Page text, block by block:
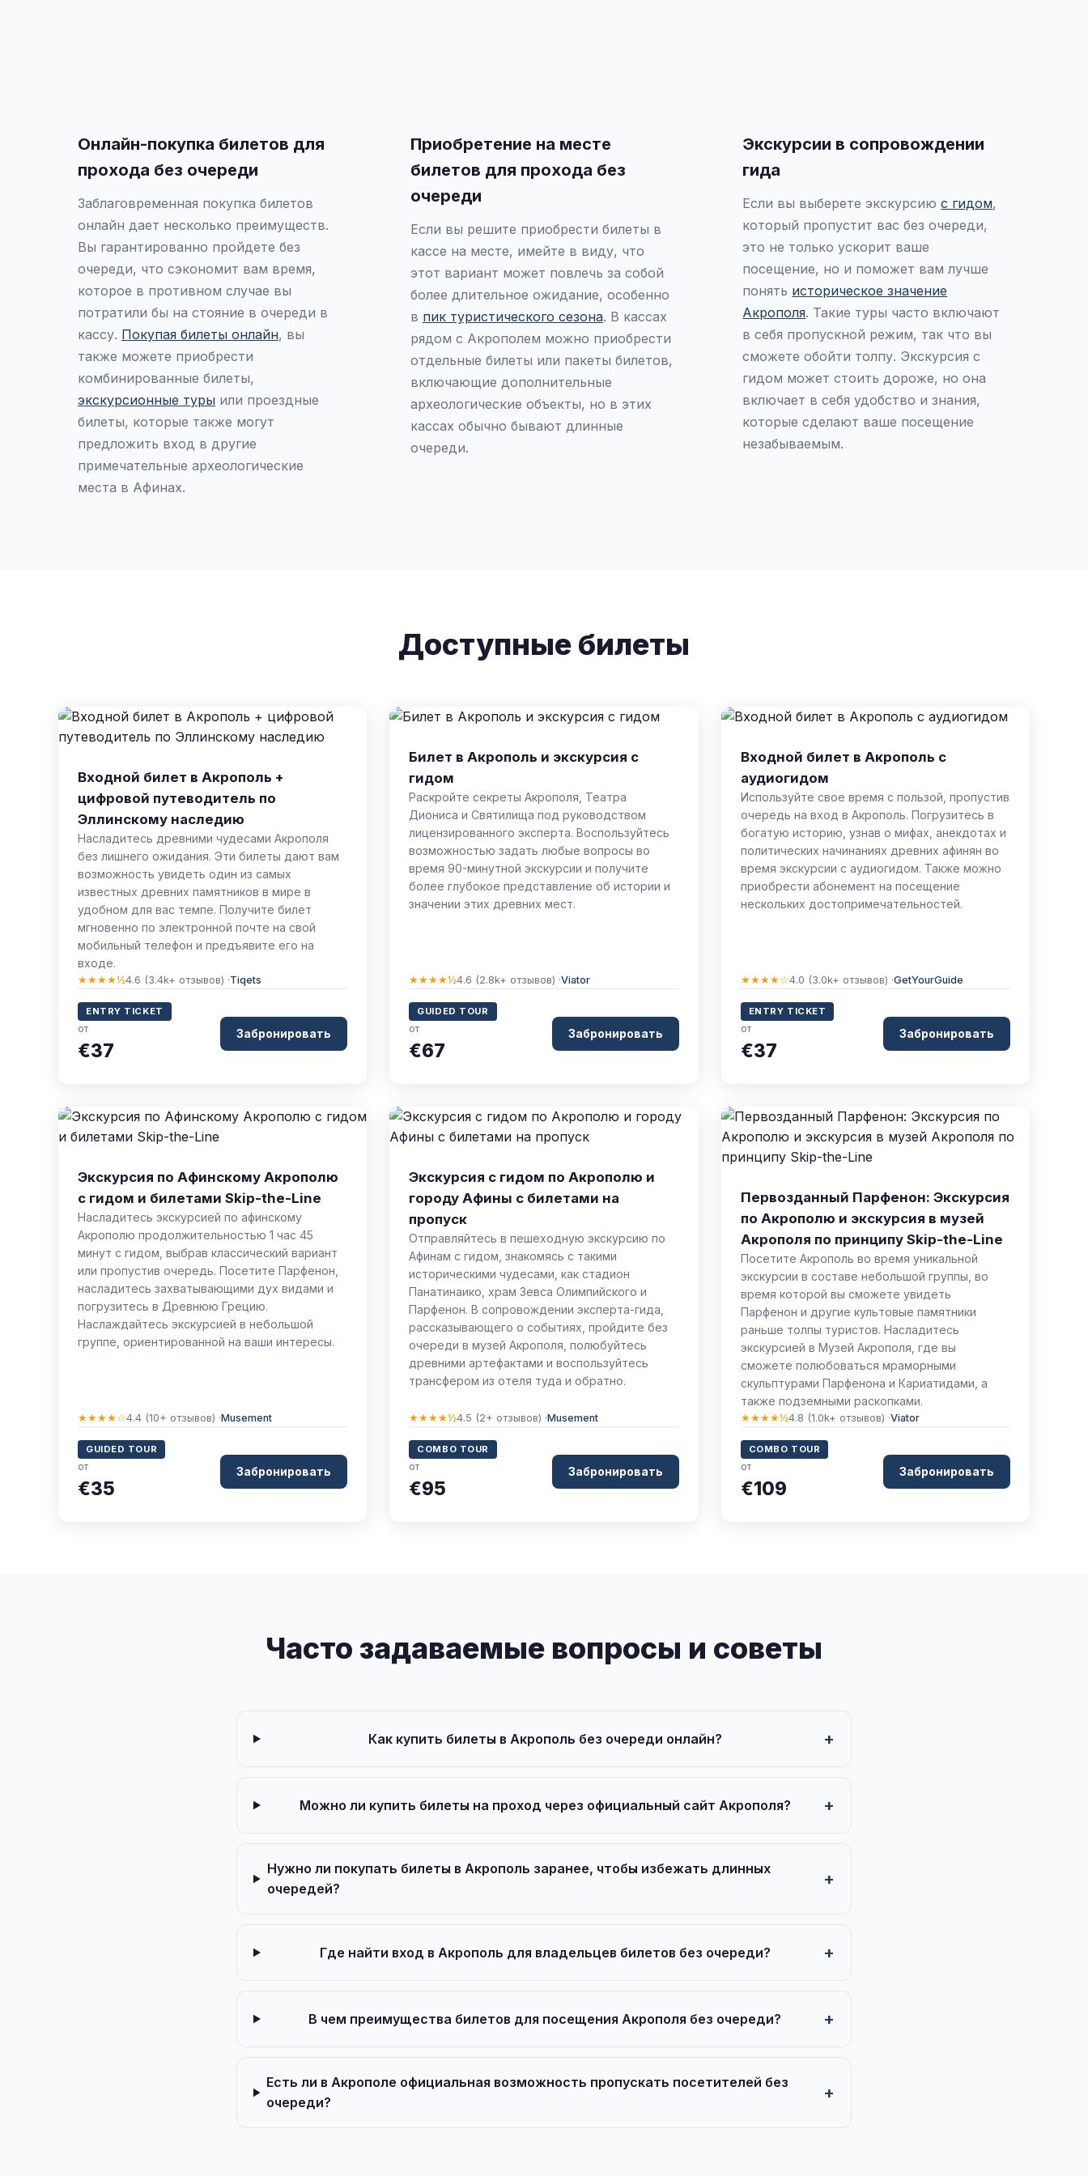
Онлайн-покупка билетов для
прохода без очереди
Заблаговременная покупка билетов
онлайн дает несколько преимуществ.
Вы гарантированно пройдете без
очереди, что сэкономит вам время,
которое в противном случае вы
потратили бы на стояние в очереди в
кассу. Покупая билеты онлайн, вы
также можете приобрести
комбинированные билеты,
экскурсионные туры или проездные
билеты, которые также могут
предложить вход в другие
примечательные археологические
места в Афинах.
Приобретение на месте
билетов для прохода без
очереди
Если вы решите приобрести билеты в
кассе на месте, имейте в виду, что
этот вариант может повлечь за собой
более длительное ожидание, особенно
в пик туристического сезона. В кассах
рядом с Акрополем можно приобрести
отдельные билеты или пакеты билетов,
включающие дополнительные
археологические объекты, но в этих
кассах обычно бывают длинные
очереди.
Экскурсии в сопровождении
гида
Если вы выберете экскурсиюс гидом,
который пропустит вас без очереди,
это не только ускорит ваше
посещение, но и поможет вам лучше
понять историческое значение
Акрополя. Такие туры часто включают
в себя пропускной режим, так что вы
сможете обойти толпу. Экскурсия с
гидом может стоить дороже, но она
включает в себя удобство и знания,
которые сделают ваше посещение
незабываемым.
Доступные билеты
Входной билет в Акрополь +
цифровой путеводитель по
Эллинскому наследию
Насладитесь древними чудесами Акрополя
без лишнего ожидания. Эти билеты дают вам
возможность увидеть один из самых
известных древних памятников в мире в
удобном для вас темпе. Получите билет
мгновенно по электронной почте на свой
мобильный телефон и предъявите его на
входе.
★★★★½4.6 (3.4k+ отзывов) ·Tiqets
ENTRY TICKET
от
€37
Забронировать
Билет в Акрополь и экскурсия с
гидом
Раскройте секреты Акрополя, Театра
Диониса и Святилища под руководством
лицензированного эксперта. Воспользуйтесь
возможностью задать любые вопросы во
время 90-минутной экскурсии и получите
более глубокое представление об истории и
значении этих древних мест.
★★★★½4.6 (2.8k+ отзывов) ·Viator
GUIDED TOUR
от
€67
Забронировать
Входной билет в Акрополь с
аудиогидом
Используйте свое время с пользой, пропустив
очередь на вход в Акрополь. Погрузитесь в
богатую историю, узнав о мифах, анекдотах и
политических начинаниях древних афинян во
время экскурсии с аудиогидом. Также можно
приобрести абонемент на посещение
нескольких достопримечательностей.
★★★★☆4.0 (3.0k+ отзывов) ·GetYourGuide
ENTRY TICKET
от
€37
Забронировать
Экскурсия по Афинскому Акрополю
с гидом и билетами Skip-the-Line
Насладитесь экскурсией по афинскому
Акрополю продолжительностью 1 час 45
минут с гидом, выбрав классический вариант
или пропустив очередь. Посетите Парфенон,
насладитесь захватывающими дух видами и
погрузитесь в Древнюю Грецию.
Наслаждайтесь экскурсией в небольшой
группе, ориентированной на ваши интересы.
★★★★☆4.4 (10+ отзывов) ·Musement
GUIDED TOUR
от
€35
Забронировать
Экскурсия с гидом по Акрополю и
городу Афины с билетами на
пропуск
Отправляйтесь в пешеходную экскурсию по
Афинам с гидом, знакомясь с такими
историческими чудесами, как стадион
Панатинаико, храм Зевса Олимпийского и
Парфенон. В сопровождении эксперта-гида,
рассказывающего о событиях, пройдите без
очереди в музей Акрополя, полюбуйтесь
древними артефактами и воспользуйтесь
трансфером из отеля туда и обратно.
★★★★½4.5 (2+ отзывов) ·Musement
COMBO TOUR
от
€95
Забронировать
Первозданный Парфенон: Экскурсия
по Акрополю и экскурсия в музей
Акрополя по принципу Skip-the-Line
Посетите Акрополь во время уникальной
экскурсии в составе небольшой группы, во
время которой вы сможете увидеть
Парфенон и другие культовые памятники
раньше толпы туристов. Насладитесь
экскурсией в Музей Акрополя, где вы
сможете полюбоваться мраморными
скульптурами Парфенона и Кариатидами, а
также подземными раскопками.
★★★★½4.8 (1.0k+ отзывов) ·Viator
COMBO TOUR
от
€109
Забронировать
Часто задаваемые вопросы и советы
Как купить билеты в Акрополь без очереди онлайн?
Можно ли купить билеты на проход через официальный сайт Акрополя?
Нужно ли покупать билеты в Акрополь заранее, чтобы избежать длинных
очередей?
Где найти вход в Акрополь для владельцев билетов без очереди?
В чем преимущества билетов для посещения Акрополя без очереди?
Есть ли в Акрополе официальная возможность пропускать посетителей без
очереди?